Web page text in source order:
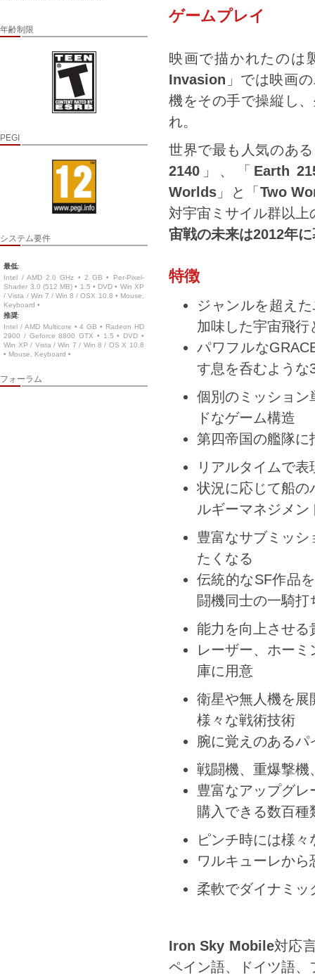
年齢制限
PEGI
システム要件
最低:
Intel / AMD 2.0 GHz • 2 GB • Per-Pixel-
Shader 3.0 (512 MB) • 1.5 • DVD • Win XP
/ Vista / Win 7 / Win 8 / OSX 10.8 • Mouse,
Keyboard •
推奨:
Intel / AMD Multicore • 4 GB • Radeon HD
2900 / Geforce 8800 GTX • 1.5 • DVD •
Win XP / Vista / Win 7 / Win 8 / OS X 10.8
• Mouse, Keyboard •
フォーラム
ゲームプレイ
映画で描かれたのは
Invasion 」では映画
機をその手で操縦し
れ。
世界で最も人気のあ
2140 」、「 Earth
Worlds 」と「 Two
対宇宙ミサイル群以
宙戦の未来は2012年
特徴
ジャンルを超え
加味した宇宙飛行
パワフルな
す息を呑むような
個別のミッション
ドなゲーム構造
第四帝国の艦隊に
リアルタイムで
状況に応じて船の
ルギーマネジメン
豊富なサブミッ
たくなる
伝統的なSF作品
闘機同士の一騎打
能力を向上させる
レーザー、ホー
庫に用意
衛星や無人機を展
様々な戦術技術
腕に覚えのある
戦闘機、重爆撃機
豊富なアップグ
購入できる数百
ピンチ時には様
ワルキューレか
柔軟でダイナミッ
Iron Sky Mobile対応
ペイン語、ドイツ語